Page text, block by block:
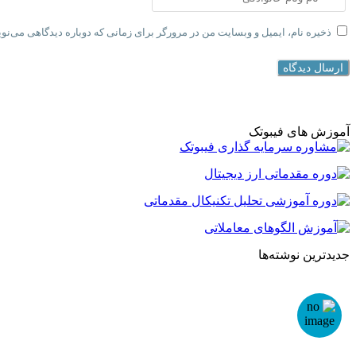
ذخیره نام، ایمیل و وبسایت من در مرورگر برای زمانی که دوباره دیدگاهی
ارسال دیدگاه
آموزش های فیبوتک
جدیدترین نوشته‌ها